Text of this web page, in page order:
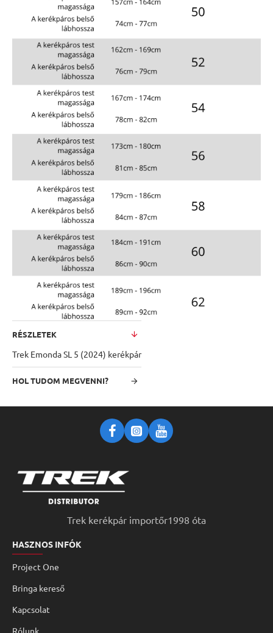
RÉSZLETEK
Trek Emonda SL 5 (2024) kerékpár
HOL TUDOM MEGVENNI?
Trek kerékpár importőr1998 óta
HASZNOS INFÓK
Project One
Bringa kereső
Kapcsolat
Rólunk